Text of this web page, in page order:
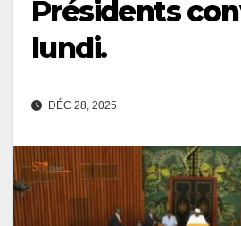
Présidents
lundi.
DÉC 28, 2025